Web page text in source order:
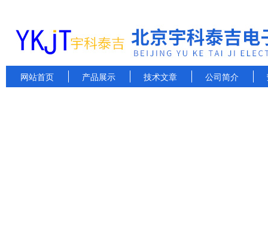
网站首页 产品展示 技术文章 公司简介